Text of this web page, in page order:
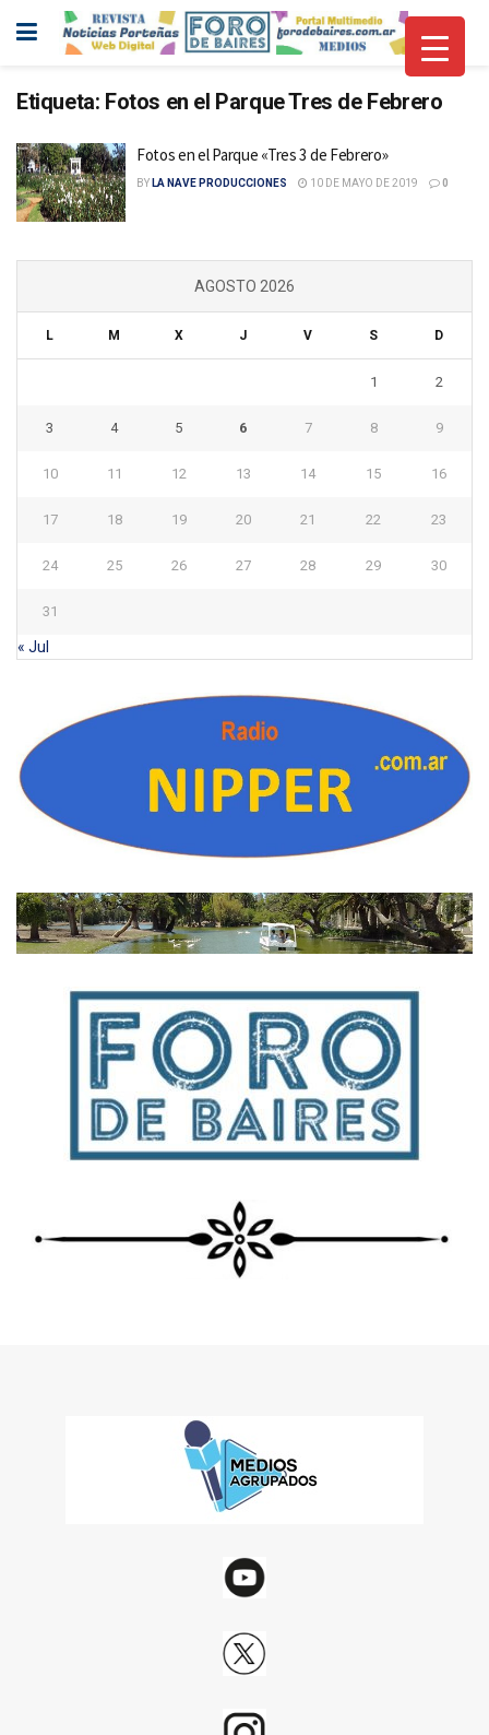
Etiqueta: Fotos en el Parque Tres de Febrero
Fotos en el Parque «Tres 3 de Febrero»
BY LA NAVE PRODUCCIONES 10 DE MAYO DE 2019 0
AGOSTO 2026
L M X J V S D
1 2
3 4 5 6 7 8 9
10 11 12 13 14 15 16
17 18 19 20 21 22 23
24 25 26 27 28 29 30
31
« Jul